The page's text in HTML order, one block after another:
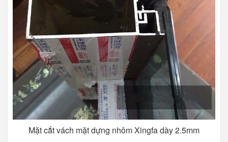
Mặt cắt vách mặt dựng nhôm Xingfa dày 2.5mm